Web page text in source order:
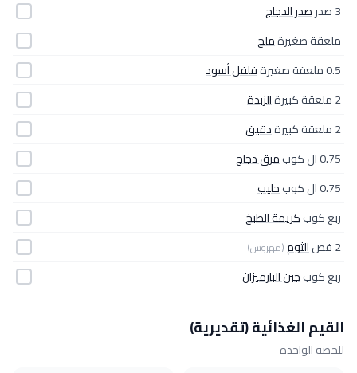
3 صدر
صدر الدجاج
ملعقة صغيرةملح
0.5 ملعقة صغيرة
فلفل أسود
2 ملعقة كبيرة
الزبدة
2 ملعقة كبيرة
دقيق
0.75 ال كوب
مرق دجاج
0.75 ال كوب
حليب
ربع كوبكريمة الطبخ
2 فص
الثوم(مهروس)
ربع كوبجبن البارميزان
القيم الغذائية (تقديرية)
للحصة الواحدة